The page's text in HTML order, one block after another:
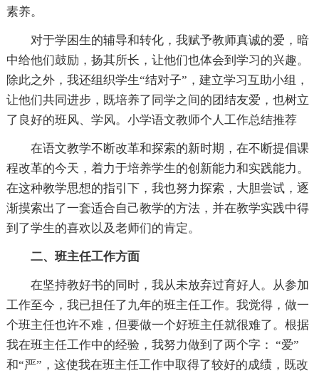
素养。
对于学困生的辅导和转化，我赋予教师真诚的爱，暗
中给他们鼓励，扬其所长，让他们也体会到学习的兴趣。
除此之外，我还组织学生“结对子”，建立学习互助小组，
让他们共同进步，既培养了同学之间的团结友爱，也树立
了良好的班风、学风。小学语文教师个人工作总结推荐
在语文教学不断改革和探索的新时期，在不断提倡课
程改革的今天，着力于培养学生的创新能力和实践能力。
在这种教学思想的指引下，我也努力探索，大胆尝试，逐
渐摸索出了一套适合自己教学的方法，并在教学实践中得
到了学生的喜欢以及老师们的肯定。
二、班主任工作方面
在坚持教好书的同时，我从未放弃过育好人。从参加
工作至今，我已担任了九年的班主任工作。我觉得，做一
个班主任也许不难，但要做一个好班主任就很难了。根据
我在班主任工作中的经验，我努力做到了两个字： “爱”
和“严”，这使我在班主任工作中取得了较好的成绩，既改